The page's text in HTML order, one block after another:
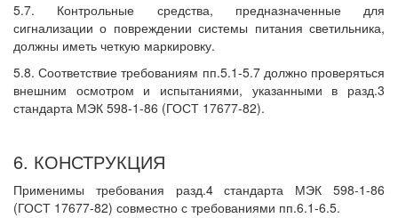
5.7. Контрольные средства, предназначенные для
сигнализации о повреждении системы питания светильника,
должны иметь четкую маркировку.
5.8. Соответствие требованиям пп.5.1-5.7 должно проверяться
внешним осмотром и испытаниями, указанными в разд.3
стандарта МЭК 598-1-86 (ГОСТ 17677-82).
6. КОНСТРУКЦИЯ
Применимы требования разд.4 стандарта МЭК 598-1-86
(ГОСТ 17677-82) совместно с требованиями пп.6.1-6.5.